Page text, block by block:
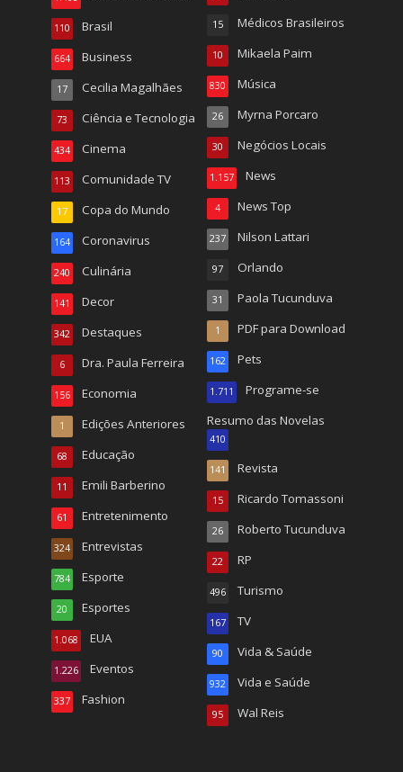
Brasil
110
Business
664
Cecilia Magalhães
17
Ciência e Tecnologia
73
Cinema
434
Comunidade TV
113
Copa do Mundo
17
Coronavirus
164
Culinária
240
Decor
141
Destaques
342
Dra. Paula Ferreira
6
Economia
156
Edições Anteriores
1
Educação
68
Emili Barberino
11
Entretenimento
61
Entrevistas
324
Esporte
784
Esportes
20
EUA
1.068
Eventos
1.226
Fashion
337
Médicos Brasileiros
15
Mikaela Paim
10
Música
830
Myrna Porcaro
26
Negócios Locais
30
News
1.157
News Top
4
Nilson Lattari
237
Orlando
97
Paola Tucunduva
31
PDF para Download
1
Pets
162
Programe-se
1.711
Resumo das Novelas
410
Revista
141
Ricardo Tomassoni
15
Roberto Tucunduva
26
RP
22
Turismo
496
TV
167
Vida & Saúde
90
Vida e Saúde
932
Wal Reis
95